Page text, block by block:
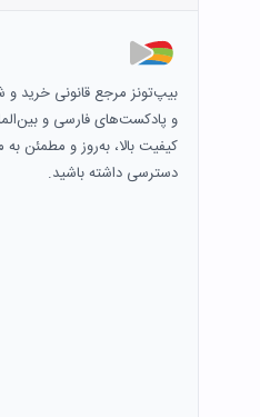
بیپ‌تونز مرجع قانونی خرید
و پادکست‌های فارسی و
کیفیت بالا، به‌روز و مطمئن
دسترسی داشته باشید.